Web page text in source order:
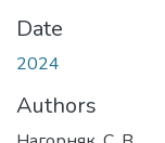
Date
2024
Authors